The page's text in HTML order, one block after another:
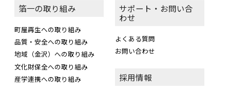
箔一の取り組み
町屋再生への取り組み
品質・安全への取り組み
地域（金沢）への取り組み
文化財保全への取り組み
産学連携への取り組み
サポート・お問い合
わせ
よくある質問
お問い合わせ
採用情報